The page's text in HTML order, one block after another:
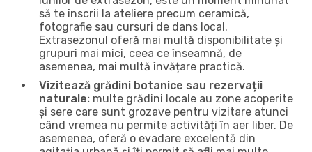
să te înscrii la ateliere precum ceramică,
fotografie sau cursuri de dans local.
Extrasezonul oferă mai multă disponibilitate și
grupuri mai mici, ceea ce înseamnă, de
asemenea, mai multă învățare practică.
Vizitează grădini botanice sau rezervații
naturale: multe grădini locale au zone acoperite
și sere care sunt grozave pentru vizitare atunci
când vremea nu permite activități în aer liber. De
asemenea, oferă o evadare excelentă din